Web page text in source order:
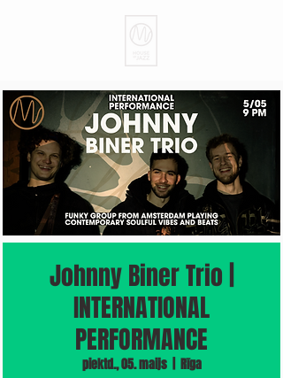
Johnny Biner Trio |
INTERNATIONAL
PERFORMANCE
piektd., 05. maijs
  |
Rīga